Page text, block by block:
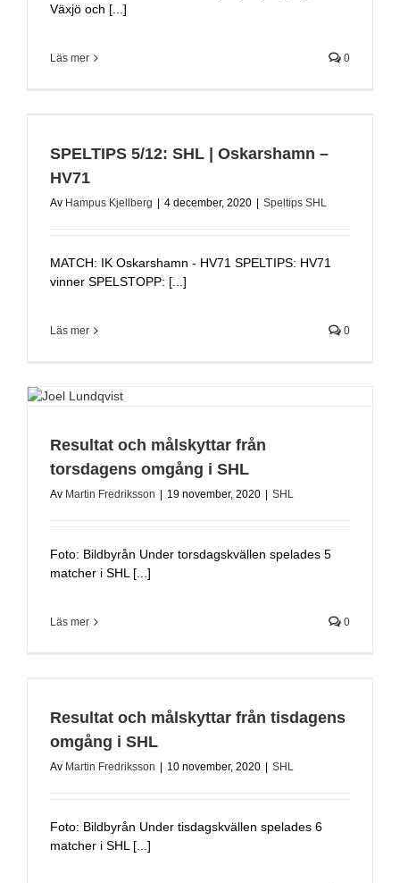
Växjö och [...]
Läs mer 0
SPELTIPS 5/12: SHL | Oskarshamn –
HV71
Av Hampus Kjellberg | 4 december, 2020 | Speltips SHL
MATCH: IK Oskarshamn - HV71 SPELTIPS: HV71
vinner SPELSTOPP: [...]
Läs mer 0
Resultat och målskyttar från
torsdagens omgång i SHL
Av Martin Fredriksson | 19 november, 2020 | SHL
Foto: Bildbyrån Under torsdagskvällen spelades 5
matcher i SHL [...]
Läs mer 0
Resultat och målskyttar från tisdagens
omgång i SHL
Av Martin Fredriksson | 10 november, 2020 | SHL
Foto: Bildbyrån Under tisdagskvällen spelades 6
matcher i SHL [...]